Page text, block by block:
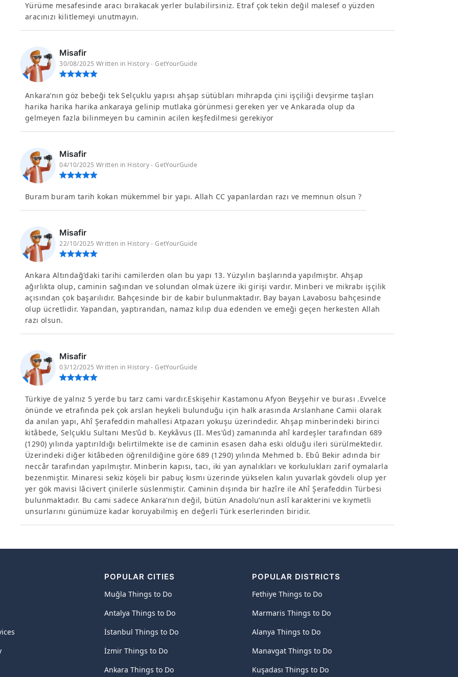
Yürüme mesafesinde aracı bırakacak yerler bulabilirsiniz. Etraf çok tekin değil malesef o yüzden
aracınızı kilitlemeyi unutmayın.
Misafir
30/08/2025 Written in History - GetYourGuide
Ankara’nın göz bebeği tek Selçuklu yapısı ahşap sütübları mihrapda çini işçiliği devşirme taşları
harika harika harika ankaraya gelinip mutlaka görünmesi gereken yer ve Ankarada olup da
gelmeyen fazla bilinmeyen bu caminin acilen keşfedilmesi gerekiyor
Misafir
04/10/2025 Written in History - GetYourGuide
Buram buram tarih kokan mükemmel bir yapı. Allah CC yapanlardan razı ve memnun olsun ?
Misafir
22/10/2025 Written in History - GetYourGuide
Ankara Altındağ'daki tarihi camilerden olan bu yapı 13. Yüzyılın başlarında yapılmıştır. Ahşap
ağırlıkta olup, caminin sağından ve solundan olmak üzere iki girişi vardır. Minberi ve mikrabı işçilik
açısından çok başarılıdır. Bahçesinde bir de kabir bulunmaktadır. Bay bayan Lavabosu bahçesinde
olup ücretlidir. Yapandan, yaptırandan, namaz kılıp dua edenden ve emeği geçen herkesten Allah
razı olsun.
Misafir
03/12/2025 Written in History - GetYourGuide
Türkiye de yalnız 5 yerde bu tarz cami vardır.Eskişehir Kastamonu Afyon Beyşehir ve burası .Evvelce
önünde ve etrafında pek çok arslan heykeli bulunduğu için halk arasında Arslanhane Camii olarak
da anılan yapı, Ahî Şerafeddin mahallesi Atpazarı yokuşu üzerindedir. Ahşap minberindeki birinci
kitâbede, Selçuklu Sultanı Mes‘ûd b. Keykâvus (II. Mes‘ûd) zamanında ahî kardeşler tarafından 689
(1290) yılında yaptırıldığı belirtilmekte ise de caminin esasen daha eski olduğu ileri sürülmektedir.
Üzerindeki diğer kitâbeden öğrenildiğine göre 689 (1290) yılında Mehmed b. Ebû Bekir adında bir
neccâr tarafından yapılmıştır. Minberin kapısı, tacı, iki yan aynalıkları ve korkulukları zarif oymalarla
bezenmiştir. Minaresi sekiz köşeli bir pabuç kısmı üzerinde yükselen kalın yuvarlak gövdeli olup yer
yer gök mavisi lâcivert çinilerle süslenmiştir. Caminin dışında bir hazîre ile Ahî Şerafeddin Türbesi
bulunmaktadır. Bu cami sadece Ankara’nın değil, bütün Anadolu’nun aslî karakterini ve kıymetli
unsurlarını günümüze kadar koruyabilmiş en değerli Türk eserlerinden biridir.
POPULAR CITIES
Muğla Things to Do
Antalya Things to Do
İstanbul Things to Do
İzmir Things to Do
Ankara Things to Do
POPULAR DISTRICTS
Fethiye Things to Do
Marmaris Things to Do
Alanya Things to Do
Manavgat Things to Do
Kuşadası Things to Do